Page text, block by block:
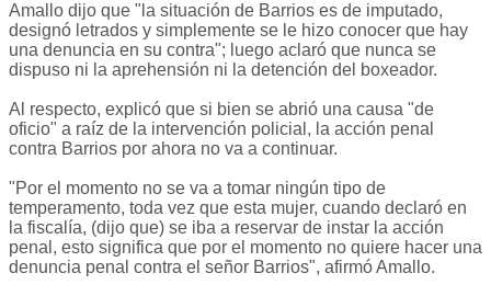
Amallo dijo que "la situación de Barrios es de imputado,
designó letrados y simplemente se le hizo conocer que hay
una denuncia en su contra"; luego aclaró que nunca se
dispuso ni la aprehensión ni la detención del boxeador.
Al respecto, explicó que si bien se abrió una causa "de
oficio" a raíz de la intervención policial, la acción penal
contra Barrios por ahora no va a continuar.
"Por el momento no se va a tomar ningún tipo de
temperamento, toda vez que esta mujer, cuando declaró en
la fiscalía, (dijo que) se iba a reservar de instar la acción
penal, esto significa que por el momento no quiere hacer una
denuncia penal contra el señor Barrios", afirmó Amallo.